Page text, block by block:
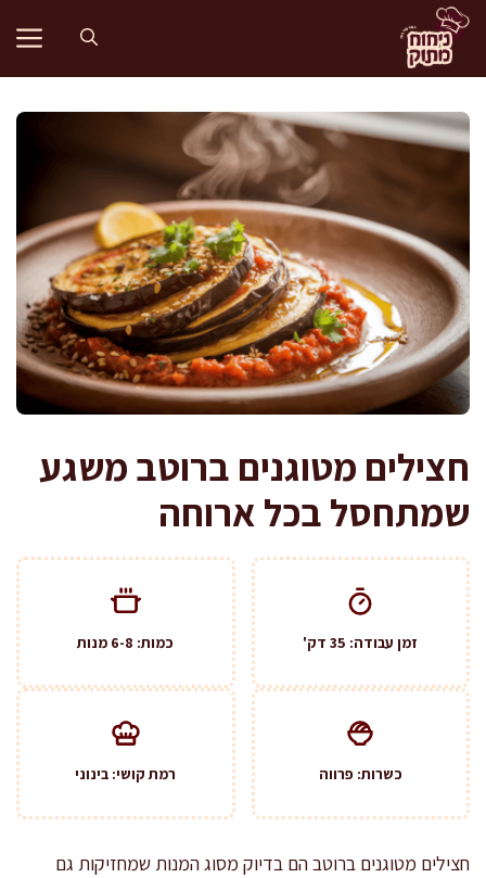
לדלג
לתוכן
חצילים מטוגנים ברוטב משגע
שמתחסל בכל ארוחה
זמן עבודה: 35 דק' כמות: 6-8 מנות
כשרות: פרווה רמת קושי: בינוני
חצילים מטוגנים ברוטב הם בדיוק מסוג המנות שמחזיקות גם